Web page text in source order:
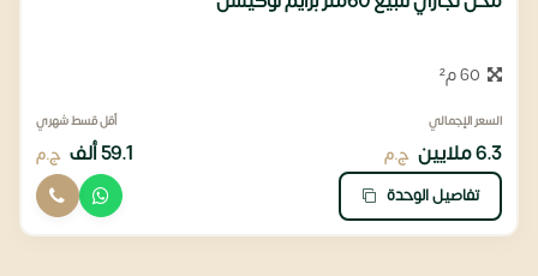
السعر الإجمالي
6.3 ملايين ج.م
أقل قسط شهري
59.1 ألف ج.م
تفاصيل الوحدة